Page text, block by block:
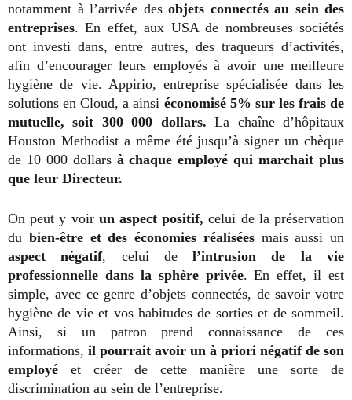
notamment à l’arrivée des objets connectés au sein des
entreprises. En effet, aux USA de nombreuses sociétés
ont investi dans, entre autres, des traqueurs d’activités,
afin d’encourager leurs employés à avoir une meilleure
hygiène de vie. Appirio, entreprise spécialisée dans les
solutions en Cloud, a ainsi économisé 5% sur les frais de
mutuelle, soit 300 000 dollars. La chaîne d’hôpitaux
Houston Methodist a même été jusqu’à signer un chèque
de 10 000 dollarsà chaque employé qui marchait plus
que leur Directeur.
On peut y voir un aspect positif, celui de la préservation
du bien-être et des économies réalisées mais aussi un
aspect négatif, celui del’intrusion de la vie
professionnelle dans la sphère privée. En effet, il est
simple, avec ce genre d’objets connectés, de savoir votre
hygiène de vie et vos habitudes de sorties et de sommeil.
Ainsi, si un patron prend connaissance de ces
informations, il pourrait avoir un à priori négatif de son
employé et créer de cette manière une sorte de
discrimination au sein de l’entreprise.